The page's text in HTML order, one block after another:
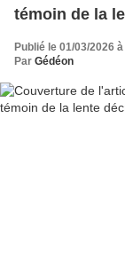
témoin de la
Publié le 01/03/2026
Par Gédéon